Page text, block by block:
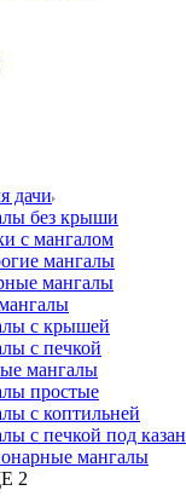
дачи
без крыши
с мангалом
мангалы
мангалы
с крышей
с печкой
мангалы
простые
с коптильней
с печкой под казан
мангалы
2